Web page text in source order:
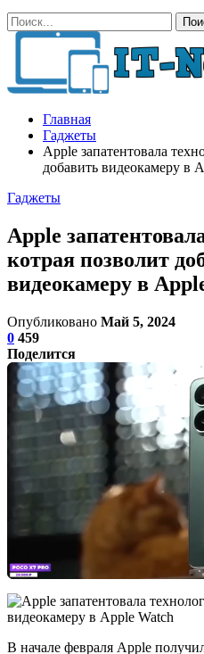
Главная
Гаджеты
Apple запатентовала
добавить видеокамеру в
Гаджеты
Apple
котрая позволит
видеокамеру в
Опубликовано Май 5, 2024
0 459
Поделится
В начале февраля Apple